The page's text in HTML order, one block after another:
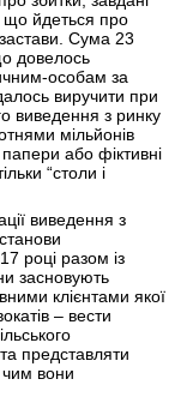
що йдеться про
Сума 23
довелось
особам за
виручити при
виведення з ринку
мільйонів
папери або фіктивні
“столи і
виведення з
році разом із
засновують
клієнтами якої
– вести
представляти
чим вони